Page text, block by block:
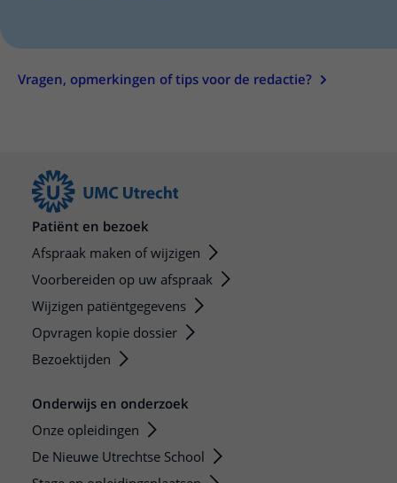
Vragen, opmerkingen of tips voor de redactie?
Patiënt en bezoek
Afspraak maken of wijzigen
Voorbereiden op uw afspraak
Wijzigen patiëntgegevens
Opvragen kopie dossier
Bezoektijden
Onderwijs en onderzoek
Onze opleidingen
De Nieuwe Utrechtse School